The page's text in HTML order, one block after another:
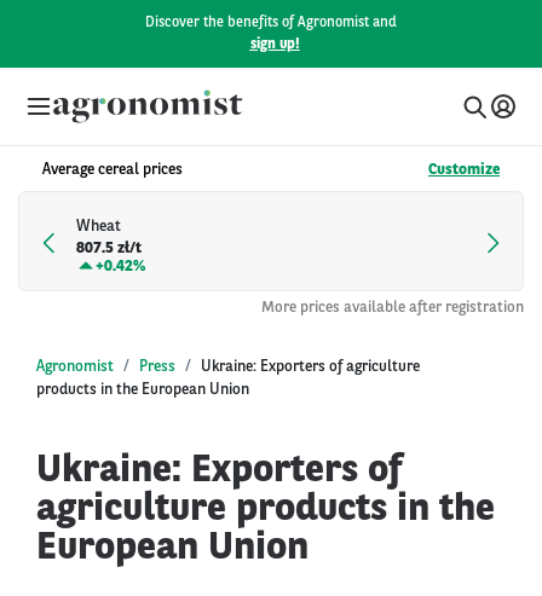
Discover the benefits of Agronomist and
sign up!
Average cereal prices Customize
Wheat
807.5 zł/t
+0.42%
More prices available after registration
Agronomist Press
Ukraine: Exporters of agriculture
products in the European Union
Ukraine: Exporters of
agriculture products in the
European Union